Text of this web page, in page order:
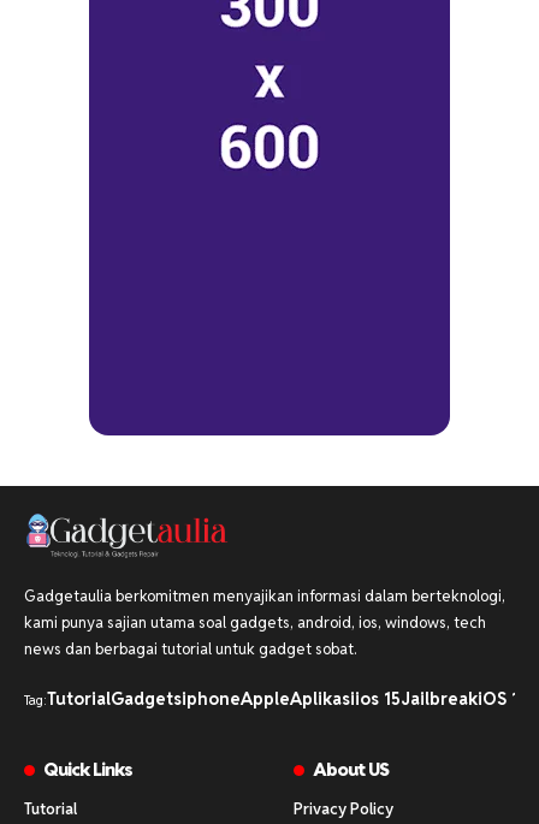
Gadgetaulia berkomitmen menyajikan informasi dalam berteknologi,
kami punya sajian utama soal gadgets, android, ios, windows, tech
news dan berbagai tutorial untuk gadget sobat.
Tag:TutorialGadgetsiphoneAppleAplikasiios 15JailbreakiOS 16
Quick Links
Tutorial
About US
Privacy Policy